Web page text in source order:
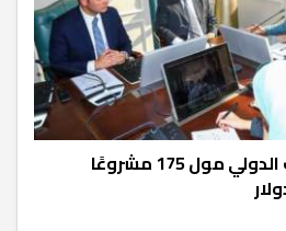
التعاون الدولي: البنك الدولي مول 175 مشروعًا